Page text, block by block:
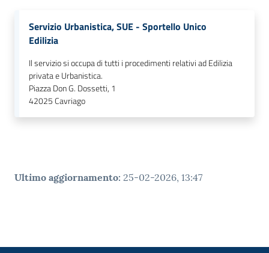
Servizio Urbanistica, SUE - Sportello Unico
Edilizia
Il servizio si occupa di tutti i procedimenti relativi ad Edilizia
privata e Urbanistica.
Piazza Don G. Dossetti, 1
42025Cavriago
Ultimo aggiornamento: 25-02-2026, 13:47